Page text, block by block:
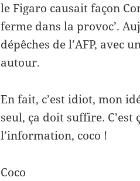
le Figaro causait façon
ferme dans la provoc’.
dépêches de l’AFP, avec
autour.
En fait, c’est idiot, mon
seul, ça doit suffire.
l’information, coco !
Coco